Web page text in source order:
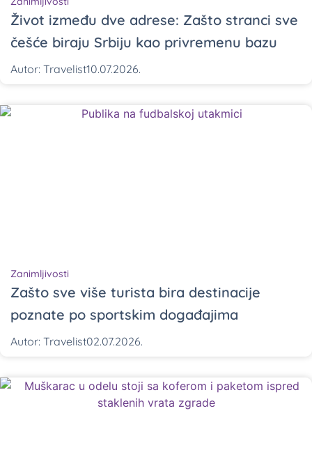
Život između dve adrese: Zašto stranci sve
češće biraju Srbiju kao privremenu bazu
Autor: Travelist10.07.2026.
Zanimljivosti
Zašto sve više turista bira destinacije
poznate po sportskim događajima
Autor: Travelist02.07.2026.